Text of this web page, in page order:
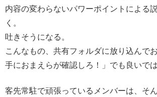
内容の変わらないパワーポイントによる
く。
吐きそうになる。
こんなもの、共有フォルダに放り込んで
手におまえらが確認しろ！」でも良いで
客先常駐で頑張っているメンバーは、そ